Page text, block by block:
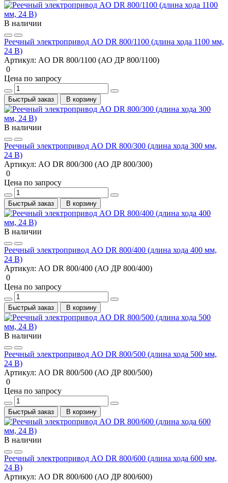
В наличии
Реечный электропривод AO DR 800/1100 (длина хода 1100 мм,
24 В)
Артикул: AO DR 800/1100 (АО ДР 800/1100)
0
Цена по запросу
Быстрый заказ В корзину
В наличии
Реечный электропривод AO DR 800/300 (длина хода 300 мм,
24 В)
Артикул: AO DR 800/300 (АО ДР 800/300)
0
Цена по запросу
Быстрый заказ В корзину
В наличии
Реечный электропривод AO DR 800/400 (длина хода 400 мм,
24 В)
Артикул: AO DR 800/400 (АО ДР 800/400)
0
Цена по запросу
Быстрый заказ В корзину
В наличии
Реечный электропривод AO DR 800/500 (длина хода 500 мм,
24 В)
Артикул: AO DR 800/500 (АО ДР 800/500)
0
Цена по запросу
Быстрый заказ В корзину
В наличии
Реечный электропривод AO DR 800/600 (длина хода 600 мм,
24 В)
Артикул: AO DR 800/600 (АО ДР 800/600)